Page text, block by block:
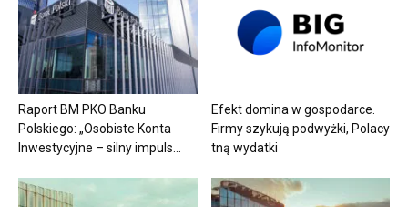
Raport BM PKO Banku
Polskiego: „Osobiste Konta
Inwestycyjne – silny impuls...
Efekt domina w gospodarce.
Firmy szykują podwyżki, Polacy
tną wydatki